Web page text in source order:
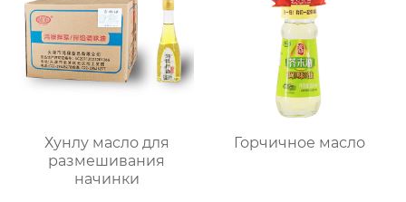
Хунлу масло для
размешивания
начинки
Горчичное масло